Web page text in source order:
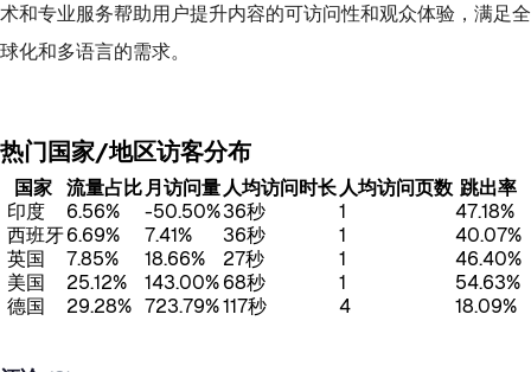
术和专业服务帮助用户提升内容的可访问性和观众体验，满足全
球化和多语言的需求。
热门国家/地区访客分布
国家 流量占比 月访问量 人均访问时长 人均访问页数 跳出率
印度
6.56% -50.50%36秒 1
47.18%
西班牙6.69% 7.41% 36秒 1
40.07%
英国
7.85% 18.66% 27秒 1
46.40%
美国
25.12% 143.00% 68秒 1
54.63%
德国
29.28% 723.79%117秒 4 18.09%